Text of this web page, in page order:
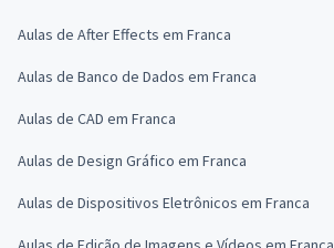
Aulas de After Effects em Franca
Aulas de Banco de Dados em Franca
Aulas de CAD em Franca
Aulas de Design Gráfico em Franca
Aulas de Dispositivos Eletrônicos em Franca